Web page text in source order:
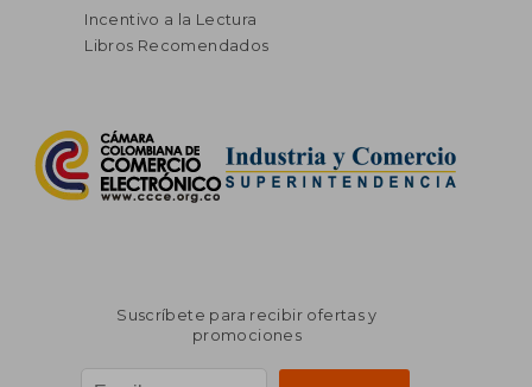
Incentivo a la Lectura
Libros Recomendados
Suscríbete para recibir ofertas y
promociones